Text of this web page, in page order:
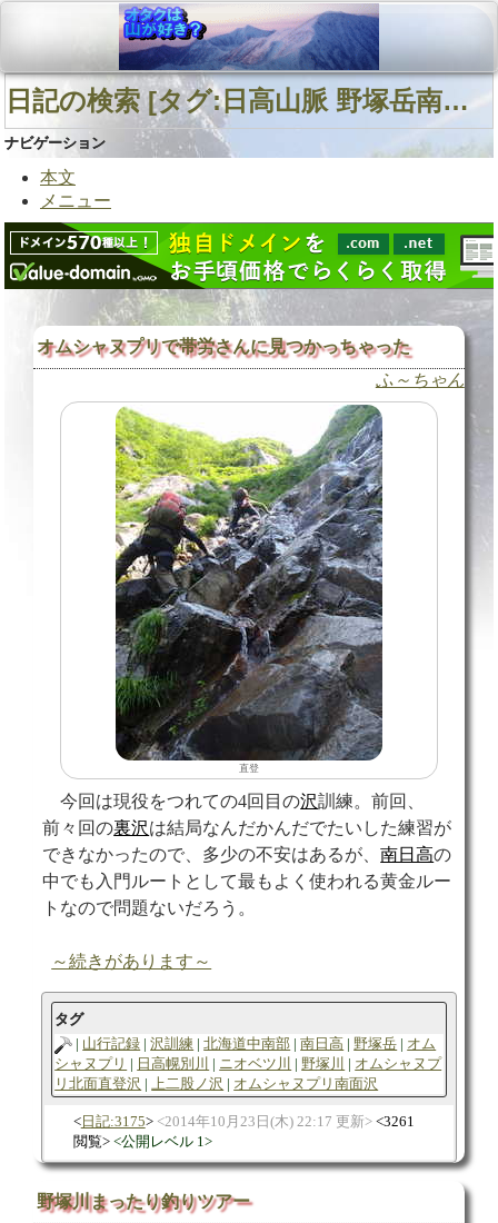
日記の検索 [タグ:日高山脈 野塚岳南東面沢 野塚岳南西面直登沢] 01～05(05件中)
ナビゲーション
本文
メニュー
オムシャヌプリで帯労さんに見つかっちゃった
ふ～ちゃん
直登
今回は現役をつれての4回目の沢訓練。前回、
前々回の裏沢は結局なんだかんだでたいした練習が
できなかったので、多少の不安はあるが、南日高の
中でも入門ルートとして最もよく使われる黄金ルー
トなので問題ないだろう。
～続きがあります～
タグ
山行記録
沢訓練 北海道中南部 南日高 野塚岳
オム
シャヌプリ
日高幌別川 ニオベツ川 野塚川
オムシャヌプ
リ北面直登沢
上二股ノ沢 オムシャヌプリ南面沢
日記:3175 2014年10月23日(木) 22:17 更新
3261
閲覧
公開レベル 1
野塚川まったり釣りツアー